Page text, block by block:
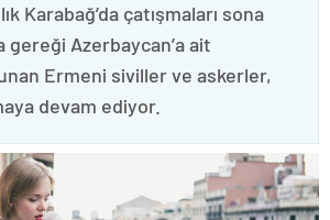
Karabağ’da çatışmaları sona
Azerbaycan’a ait
Ermeni siviller ve askerler,
devam ediyor.